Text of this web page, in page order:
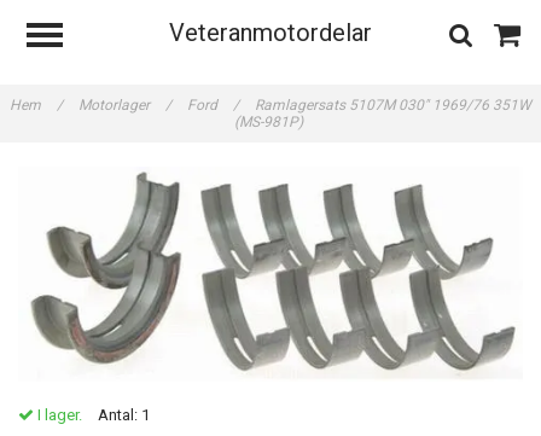
Veteranmotordelar
Hem / Motorlager / Ford /
Ramlagersats 5107M 030" 1969/76 351W
(MS-981P)
I lager. Antal: 1